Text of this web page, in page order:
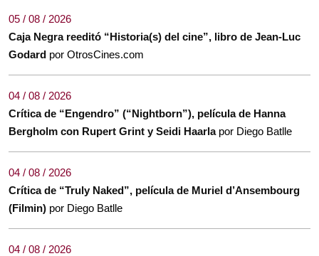
05 / 08 / 2026
Caja Negra reeditó “Historia(s) del cine”, libro de Jean-Luc
Godard por OtrosCines.com
04 / 08 / 2026
Crítica de “Engendro” (“Nightborn”), película de Hanna
Bergholm con Rupert Grint y Seidi Haarla por Diego Batlle
04 / 08 / 2026
Crítica de “Truly Naked”, película de Muriel d’Ansembourg
(Filmin) por Diego Batlle
04 / 08 / 2026